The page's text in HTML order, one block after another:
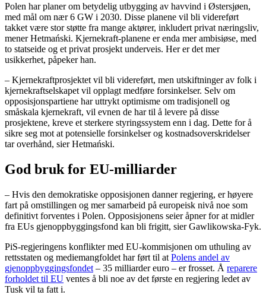
Polen har planer om betydelig utbygging av havvind i Østersjøen,
med mål om nær 6 GW i 2030. Disse planene vil bli videreført
takket være stor støtte fra mange aktører, inkludert privat næringsliv,
mener Hetmański. Kjernekraft-planene er enda mer ambisiøse, med
to statseide og et privat prosjekt underveis. Her er det mer
usikkerhet, påpeker han.
– Kjernekraftprosjektet vil bli videreført, men utskiftninger av folk i
kjernekraftselskapet vil opplagt medføre forsinkelser. Selv om
opposisjonspartiene har uttrykt optimisme om tradisjonell og
småskala kjernekraft, vil evnen de har til å levere på disse
prosjektene, kreve et sterkere styringssystem enn i dag. Dette for å
sikre seg mot at potensielle forsinkelser og kostnadsoverskridelser
tar overhånd, sier Hetmański.
God bruk for EU-milliarder
– Hvis den demokratiske opposisjonen danner regjering, er høyere
fart på omstillingen og mer samarbeid på europeisk nivå noe som
definitivt forventes i Polen. Opposisjonens seier åpner for at midler
fra EUs gjenoppbyggingsfond kan bli frigitt, sier Gawlikowska-Fyk.
PiS-regjeringens konflikter med EU-kommisjonen om uthuling av
rettsstaten og mediemangfoldet har ført til at Polens andel av
gjenoppbyggingsfondet – 35 milliarder euro – er frosset. Å reparere
forholdet til EU ventes å bli noe av det første en regjering ledet av
Tusk vil ta fatt i.